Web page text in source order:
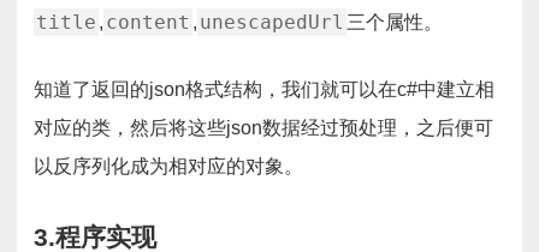
title , content , unescapedUrl 三个属性。
知道了返回的json格式结构，我们就可以在c#中建立相
对应的类，然后将这些json数据经过预处理，之后便可
以反序列化成为相对应的对象。
3.程序实现